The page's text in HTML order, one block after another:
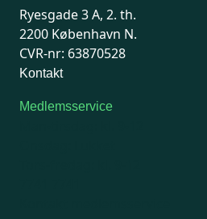
Ryesgade 3 A, 2. th.
2200 København N.
CVR-nr: 63870528
Kontakt
Medlemsservice